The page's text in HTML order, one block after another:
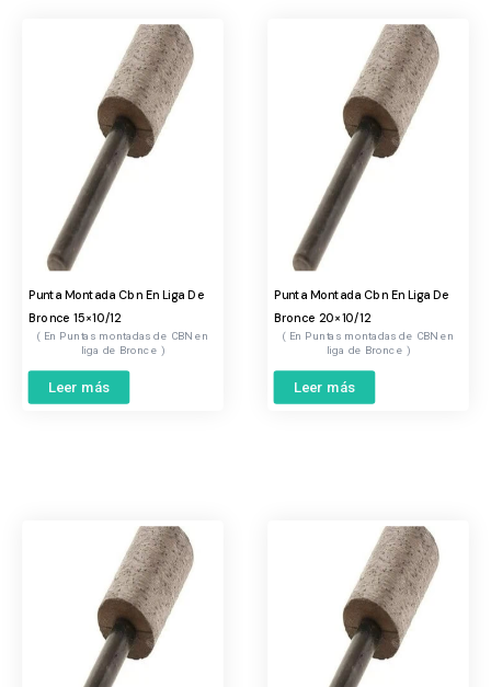
Punta Montada Cbn En Liga De
Bronce 15×10/12
Puntas montadas de CBN en
liga de Bronce
Leer más
Punta Montada Cbn En Liga De
Bronce 20×10/12
Puntas montadas de CBN en
liga de Bronce
Leer más